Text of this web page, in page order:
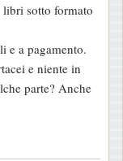
libri sotto formato
e a pagamento.
e niente in
parte? Anche